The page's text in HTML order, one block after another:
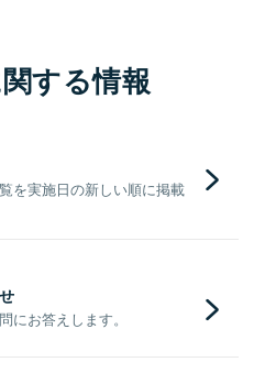
する情報
を実施日の新しい順に掲載
にお答えします。